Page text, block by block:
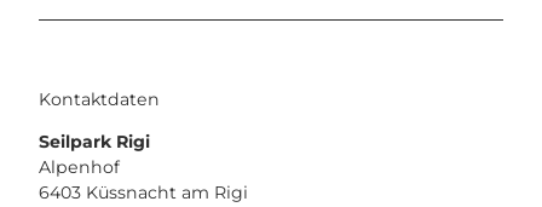
Kontaktdaten
Seilpark Rigi
Alpenhof
6403 Küssnacht am Rigi